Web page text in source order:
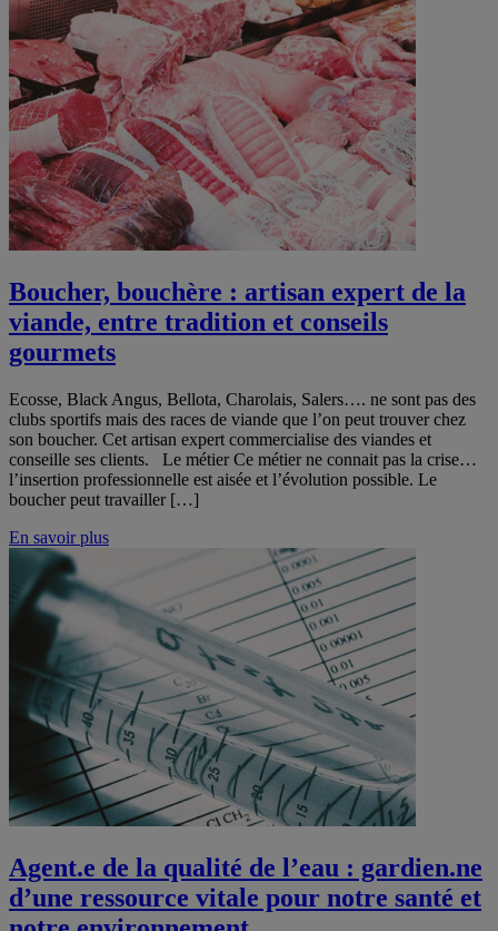
Boucher, bouchère : artisan expert de la
viande, entre tradition et conseils
gourmets
Ecosse, Black Angus, Bellota, Charolais, Salers…. ne sont pas des
clubs sportifs mais des races de viande que l’on peut trouver chez
son boucher. Cet artisan expert commercialise des viandes et
conseille ses clients. Le métier Ce métier ne connait pas la crise…
l’insertion professionnelle est aisée et l’évolution possible. Le
boucher peut travailler […]
En savoir plus
Agent.e de la qualité de l’eau : gardien.ne
d’une ressource vitale pour notre santé et